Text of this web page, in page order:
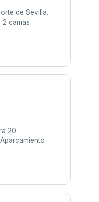
de Sevilla.
2 camas
20